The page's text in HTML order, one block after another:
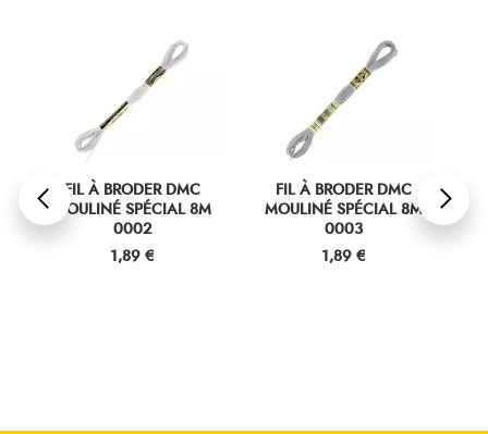
FIL À BRODER DMC
MOULINÉ SPÉCIAL 8M
0002
Prix
1,89 €
FIL À BRODER DMC
MOULINÉ SPÉCIAL 8M
0003
Prix
1,89 €